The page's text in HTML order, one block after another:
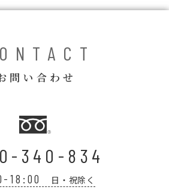
問い合わせ
340-834
18:00 日・祝除く